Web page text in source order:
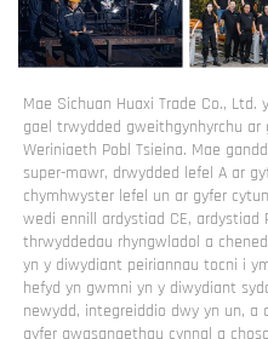
Mae Sichuan Huaxi Trade Co.,
gael trwydded gweithgynhyrchu
Weriniaeth Pobl Tsieina. Mae
super-mawr, drwydded lefel A ar
chymhwyster lefel un ar gyfer
wedi ennill ardystiad CE,
thrwyddedau rhyngwladol a
yn y diwydiant peiriannau tocni i
hefyd yn gwmni yn y diwydiant
newydd, integreiddio dwy yn un, a
gyfer gwasanaethau cynnal a